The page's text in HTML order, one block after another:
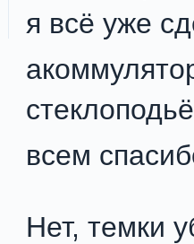
я всё уже
всем
Нет, темки